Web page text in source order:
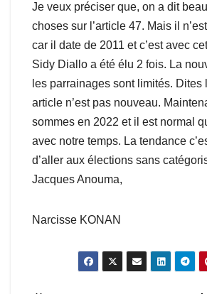
Je veux préciser que, on a dit
choses sur l’article 47. Mais il
car il date de 2011 et c’est avec
Sidy Diallo a été élu 2 fois. La
les parrainages sont limités. Dites
article n’est pas nouveau.
sommes en 2022 et il est normal
avec notre temps. La tendance
d’aller aux élections sans
Jacques Anouma,
Narcisse KONAN